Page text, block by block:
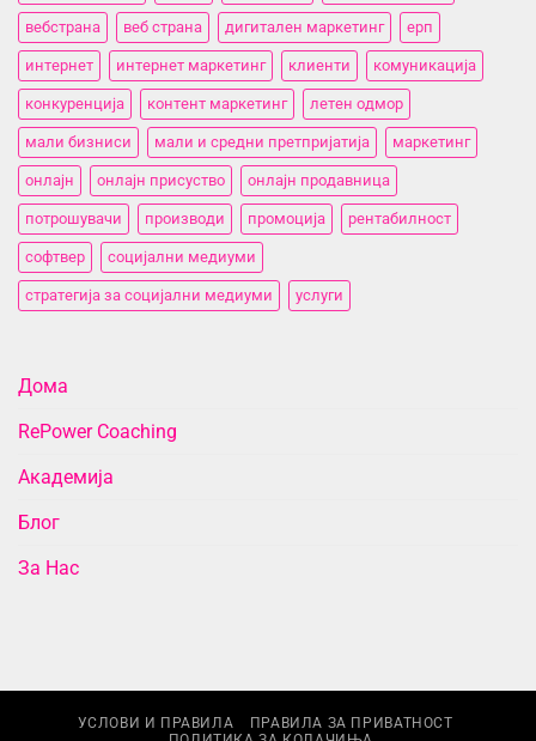
вебстранa веб страна дигитален маркетинг ерп
интернет интернет маркетинг клиенти комуникација
конкуренција контент маркетинг летен одмор
мали бизниси мали и средни претпријатија маркетинг
онлајн онлајн присуство онлајн продавница
потрошувачи производи промоција рентабилност
софтвер социјални медиуми
стратегија за социјални медиуми услуги
Дома
RePower Coaching
Академија
Блог
За Нас
УСЛОВИ И ПРАВИЛА
ПРАВИЛА ЗА ПРИВАТНОСТ